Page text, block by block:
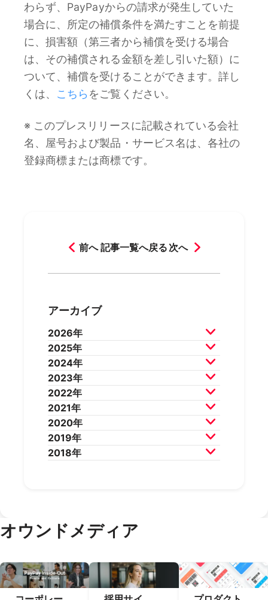
わらず、PayPayからの請求が発生していた
場合に、所定の補償条件を満たすことを前提
に、損害額（第三者から補償を受ける場合
は、その補償される金額を差し引いた額）に
ついて、補償を受けることができます。詳し
くは、 こちら をご覧ください。
※ このプレスリリースに記載されている会社
名、屋号および製品・サービス名は、各社の
登録商標または商標です。
前へ 記事一覧へ戻る 次へ
アーカイブ
2026年
2026年7月 2026年6月
2026年5月 2026年4月
2026年3月 2026年2月
2025年
2025年12月2025年11月
2025年10月2025年9月
2025年8月 2025年7月
2025年6月
2025年4月
2025年2月
2024年
2024年12月2024年11月
2024年10月2024年9月
2024年8月 2024年7月
2024年6月
2024年4月
2024年2月
2023年
2023年12月2023年11月
2023年10月2023年9月
2023年8月 2023年7月
2023年6月
2023年4月
2022年
2022年12月2022年11月
2022年10月2022年9月
2022年8月 2022年7月
2022年6月
2021年
2021年12月2021年11月
2021年10月2021年9月
2021年8月 2021年7月
2020年
2020年12月2020年11月
2020年10月2020年9月
2019年
2019年12月2019年11月
2019年2月
2019年1月
2018年
オウンドメディア